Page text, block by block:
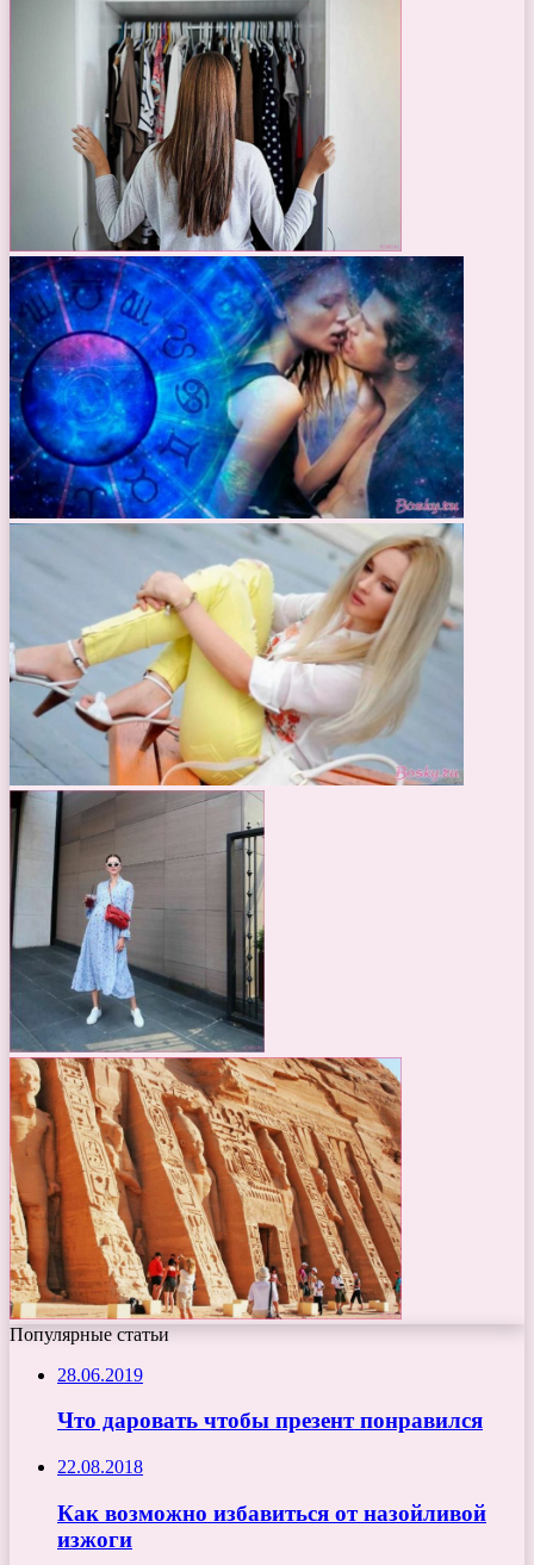
Популярные статьи
28.06.2019
Что даровать чтобы презент понравился
22.08.2018
Как возможно избавиться от назойливой
изжоги